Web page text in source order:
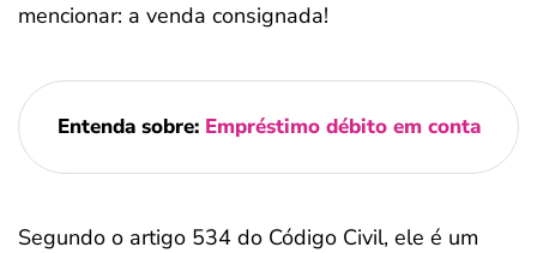
mencionar: a venda consignada!
Entenda sobre:Empréstimo débito em conta
Segundo o artigo 534 do Código Civil, ele é um